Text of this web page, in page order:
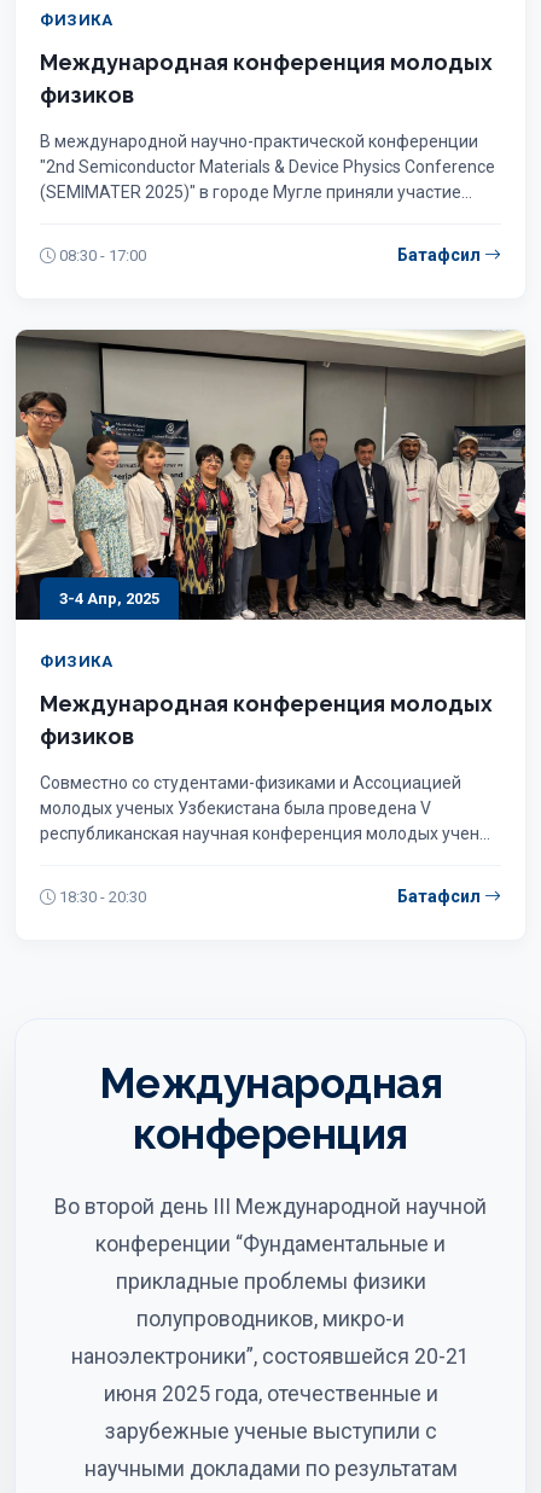
ФИЗИКА
Международная конференция молодых
физиков
В международной научно-практической конференции
"2nd Semiconductor Materials & Device Physics Conference
(SEMIMATER 2025)" в городе Мугле приняли участие
08:30 - 17:00 Батафсил
3-4 Апр, 2025
ФИЗИКА
Международная конференция молодых
физиков
Совместно со студентами-физиками и Ассоциацией
молодых ученых Узбекистана была проведена V
республиканская научная конференция молодых ученых
18:30 - 20:30 Батафсил
Международная
конференция
Во второй день III Международной научной
конференции “Фундаментальные и
прикладные проблемы физики
полупроводников, микро-и
наноэлектроники”, состоявшейся 20-21
июня 2025 года, отечественные и
зарубежные ученые выступили с
научными докладами по результатам